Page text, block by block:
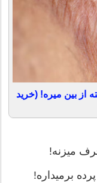
و بخیه با این روش در 3 هفته از بین میره! (خرید
ﻣﯿﺰﻧﻪ!
ﺑﺮﻣﯿﺪﺍﺭﻩ!